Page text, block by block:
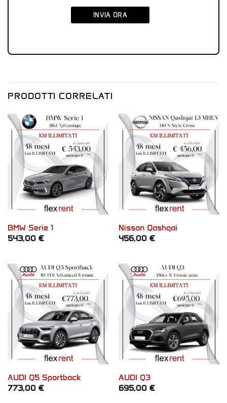
INVIA ORA
PRODOTTI CORRELATI
BMW Serie 1
543,00 €
Nissan Qashqai
456,00 €
AUDI Q5 Sportback
773,00 €
AUDI Q3
695,00 €